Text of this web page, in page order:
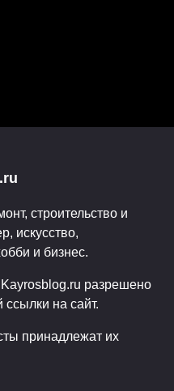
строительство и
искусство,
и бизнес.
разрешено
ссылки на сайт.
принадлежат их